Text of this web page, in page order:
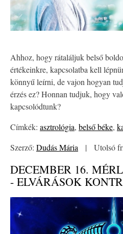
Ahhoz, hogy rátaláljuk belső
értékeinkre, kapcsolatba kell
könnyű leírni, de vajon hogyan
érzés ez? Honnan tudjuk, hogy
kapcsolódtunk?
Címkék: asztrológia, belső béke,
Szerző: Dudás Mária | Utolsó
DECEMBER 16.
- ELVÁRÁSOK